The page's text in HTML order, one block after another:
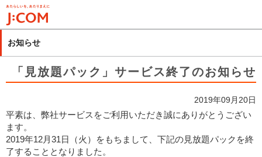
メ
イ
コ
に
移
動
お知らせ
「見放題パック」サービス終了のお知らせ
2019年09月20日
平素は、弊社サービスをご利用いただき誠にありがとうござい
ます。
2019年12月31日（火）をもちまして、下記の見放題パックを終
了することとなりました。